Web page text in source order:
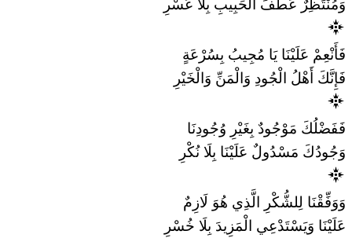
وَمُنْتَظِرٌ عَطْفَ الْحَبِيبِ بِلَا عُسْرِ
فَأَنْعِمْ عَلَيْنَا يَا مُجِيبُ بِسُرْعَةٍ
فَإِنَّكَ أَهْلُ الْجُودِ وَالْمَنِّ وَالْخَيْرِ
فَفَضْلُكَ مَوْجُودٌ بِغَيْرِ وُجُودِنَا
وَجُودُكَ مَسْدُولٌ عَلَيْنَا بِلَا نُكْرِ
وَوَفِّقْنَا لِلشُّكْرِ الَّذِي هُوَ لَازِمٌ
عَلَيْنَا وَيَسْتَدْعِي الْمَزِيدَ بِلَا خُسْرِ